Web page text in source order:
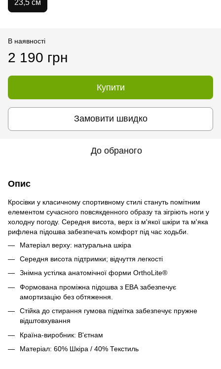
23,5 см
В наявності
2 190 грн
Купити
Замовити швидко
До обраного
Опис
Кросівки у класичному спортивному стилі стануть помітним
елементом сучасного повсякденного образу та зігріють ноги у
холодну погоду. Середня висота, верх із м'якої шкіри та м'яка
рифлена підошва забезпечать комфорт під час ходьби.
Матеріал верху: натуральна шкіра
Середня висота підтримки; відчуття легкості
Знімна устілка анатомічної форми OrthoLite®
Формована проміжна підошва з ЕВА забезпечує
амортизацію без обтяження.
Стійка до стирання гумова підмітка забезпечує пружне
відштовхування
Країна-виробник: В'єтнам
Матеріал: 60% Шкіра / 40% Текстиль